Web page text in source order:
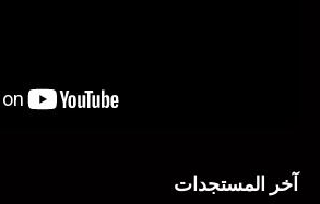
آخر المستجدات